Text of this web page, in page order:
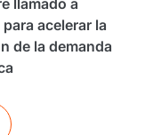
acelerar la
de la demanda